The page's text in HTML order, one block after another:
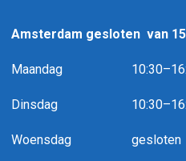
Amsterdam gesloten van
Maandag
Dinsdag
Woensdag gesloten